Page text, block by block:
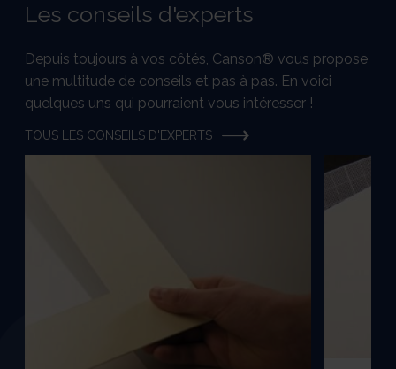
Les conseils d'experts
Depuis toujours à vos côtés, Canson® vous propose
une multitude de conseils et pas à pas. En voici
quelques uns qui pourraient vous intéresser !
TOUS LES CONSEILS D'EXPERTS